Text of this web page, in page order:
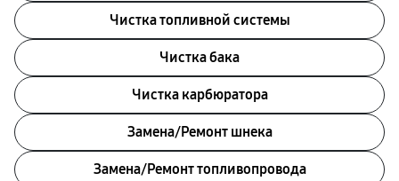
Чистка топливной системы
Чистка бака
Чистка карбюратора
Замена/Pемонт шнека
Замена/Pемонт топливопровода